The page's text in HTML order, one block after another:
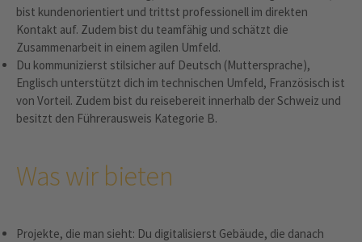
bist kundenorientiert und trittst professionell im direkten
Kontakt auf. Zudem bist du teamfähig und schätzt die
Zusammenarbeit in einem agilen Umfeld.
Du kommunizierst stilsicher auf Deutsch (Muttersprache),
Englisch unterstützt dich im technischen Umfeld, Französisch ist
von Vorteil. Zudem bist du reisebereit innerhalb der Schweiz und
besitzt den Führerausweis Kategorie B.
Was wir bieten
Projekte, die man sieht: Du digitalisierst Gebäude, die danach